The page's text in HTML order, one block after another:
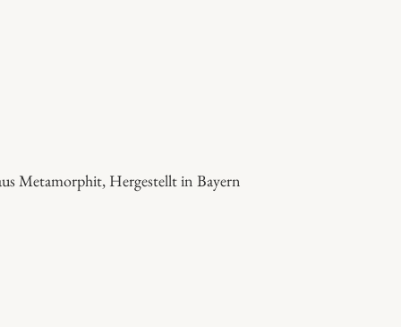
Metamorphit, Hergestellt in Bayern